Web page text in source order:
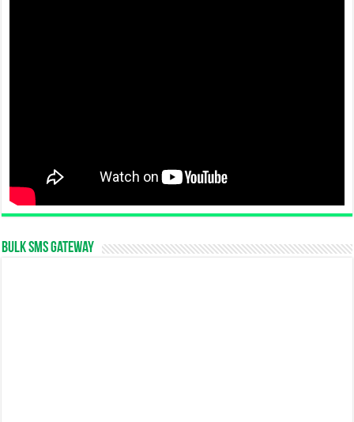
Bulk SMS Gateway